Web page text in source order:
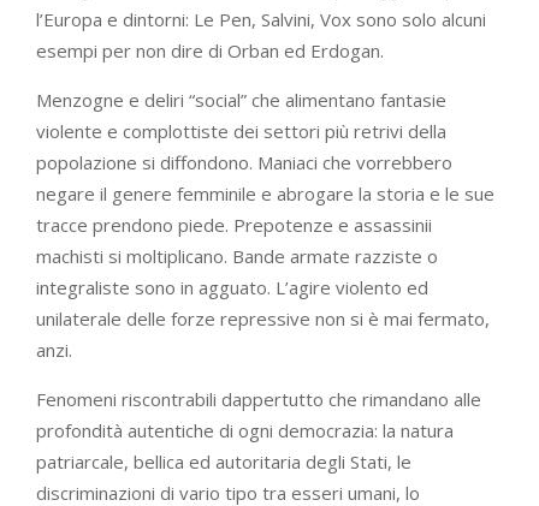
l’Europa e dintorni: Le Pen, Salvini, Vox sono solo alcuni
esempi per non dire di Orban ed Erdogan.
Menzogne e deliri “social” che alimentano fantasie
violente e complottiste dei settori più retrivi della
popolazione si diffondono. Maniaci che vorrebbero
negare il genere femminile e abrogare la storia e le sue
tracce prendono piede. Prepotenze e assassinii
machisti si moltiplicano. Bande armate razziste o
integraliste sono in agguato. L’agire violento ed
unilaterale delle forze repressive non si è mai fermato,
anzi.
Fenomeni riscontrabili dappertutto che rimandano alle
profondità autentiche di ogni democrazia: la natura
patriarcale, bellica ed autoritaria degli Stati, le
discriminazioni di vario tipo tra esseri umani, lo